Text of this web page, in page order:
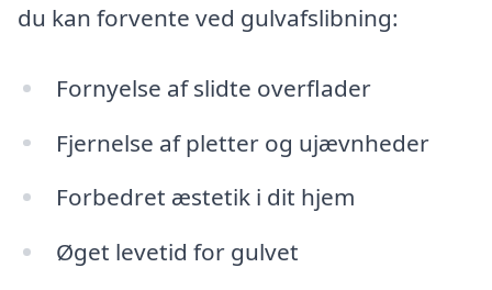
du kan forvente ved gulvafslibning:
Fornyelse af slidte overflader
Fjernelse af pletter og ujævnheder
Forbedret æstetik i dit hjem
Øget levetid for gulvet